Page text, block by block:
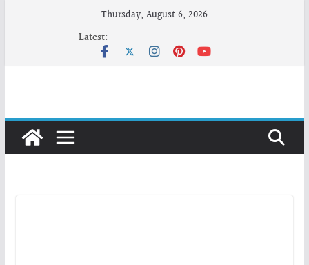
Thursday, August 6, 2026
Latest: